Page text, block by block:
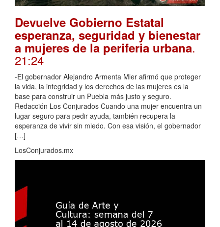
Devuelve Gobierno Estatal
esperanza, seguridad y bienestar
a mujeres de la periferia urbana.
21:24
-El gobernador Alejandro Armenta Mier afirmó que proteger
la vida, la integridad y los derechos de las mujeres es la
base para construir un Puebla más justo y seguro.
Redacción Los Conjurados Cuando una mujer encuentra un
lugar seguro para pedir ayuda, también recupera la
esperanza de vivir sin miedo. Con esa visión, el gobernador
[…]
LosConjurados.mx